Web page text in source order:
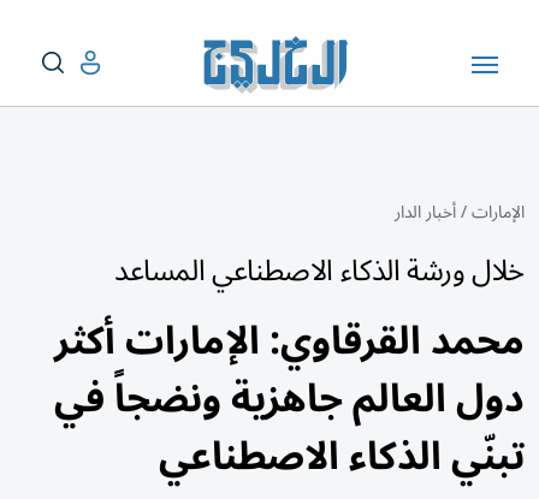
الإمارات/أخبار الدار
خلال ورشة الذكاء الاصطناعي المساعد
محمد القرقاوي: الإمارات أكثر
دول العالم جاهزية ونضجاً في
تبنّي الذكاء الاصطناعي